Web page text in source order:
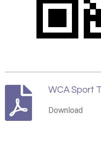
WCA Sport
Download